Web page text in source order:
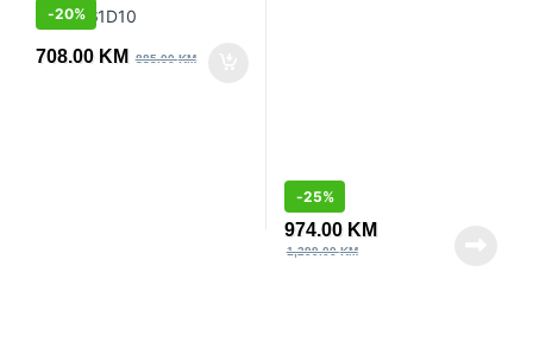
-20%
708.00 KM 885.00KM
-25%
974.00 KM
1,299.00KM